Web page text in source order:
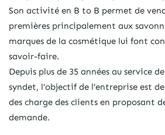
Son activité en B to B permet de
premières principalement aux
marques de la cosmétique lui font
savoir-faire.
Depuis plus de 35 années au service
syndet, l’objectif de l’entreprise est
des charge des clients en proposant
demande.